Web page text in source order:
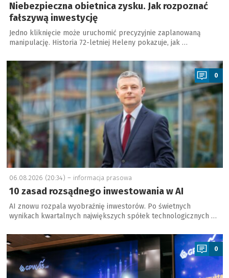
Niebezpieczna obietnica zysku. Jak rozpoznać
fałszywą inwestycję
Jedno kliknięcie może uruchomić precyzyjnie zaplanowaną
manipulację. Historia 72-letniej Heleny pokazuje, jak …
a
0
06.08.2026 (20:34) – informacja prasowa
10 zasad rozsądnego inwestowania w AI
AI znowu rozpala wyobraźnię inwestorów. Po świetnych
wynikach kwartalnych największych spółek technologicznych …
a
0